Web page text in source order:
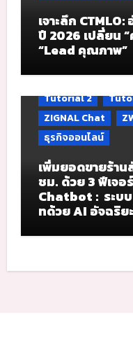
เจาะลึก
ปี 2026 เปลี่ยน
“Lead คุณภาพ”
Tutorial 2
ZIGNAL Chat
ธุรกิจออนไลน์
เพิ่มยอดขายร้า
ชม. ด้วย 3 ฟีเจอ
Chatbot : ระบ
ทด้วย AI อัจฉริยะ